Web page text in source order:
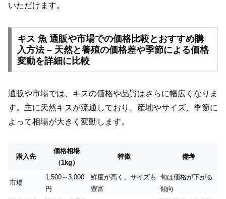
いただけます。
キス 魚 通販や市場での価格比較とおすすめ購
入方法 – 天然と養殖の価格差や季節による価格
変動を詳細に比較
通販や市場では、キスの価格や品質はさらに幅広くなりま
す。主に天然キスが流通しており、産地やサイズ、季節に
よって相場が大きく変動します。
購入先
価格相場
（1kg）
特徴 備考
市場
1,500～3,000
円
鮮度が高く、サイズも
豊富
旬は価格が下がる
傾向